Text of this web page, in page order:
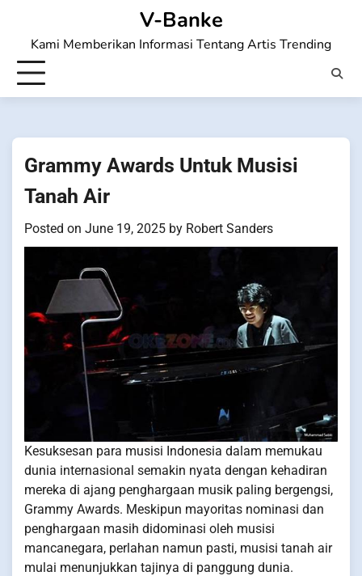
content
V-Banke
Kami Memberikan Informasi Tentang Artis Trending
Grammy Awards Untuk Musisi
Tanah Air
Posted on June 19, 2025 by Robert Sanders
Kesuksesan para musisi Indonesia dalam memukau
dunia internasional semakin nyata dengan kehadiran
mereka di ajang penghargaan musik paling bergengsi,
Grammy Awards. Meskipun mayoritas nominasi dan
penghargaan masih didominasi oleh musisi
mancanegara, perlahan namun pasti, musisi tanah air
mulai menunjukkan tajinya di panggung dunia.